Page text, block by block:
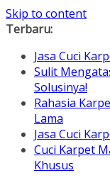
Skip to content
Terbaru:
Jasa Cuci
Sulit
Solusinya!
Rahasia
Lama
Jasa Cuci
Cuci Karpet
Khusus